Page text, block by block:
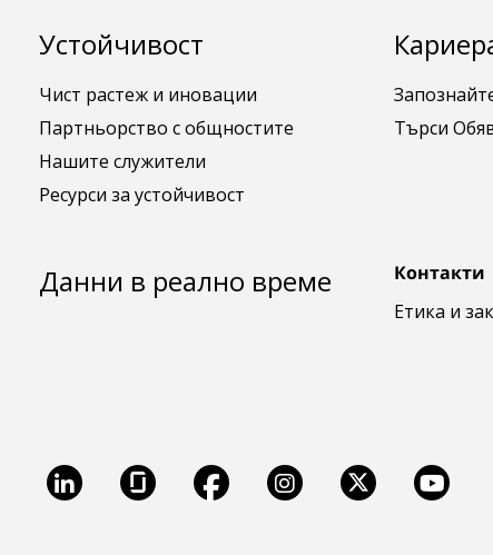
Устойчивост
Чист растеж и иновации
Партньорство с общностите
Нашите служители
Ресурси за устойчивост
Търси
Данни в реално време
Контакти
Етика и
LinkedInGlassdoorFacebookInstagram
X